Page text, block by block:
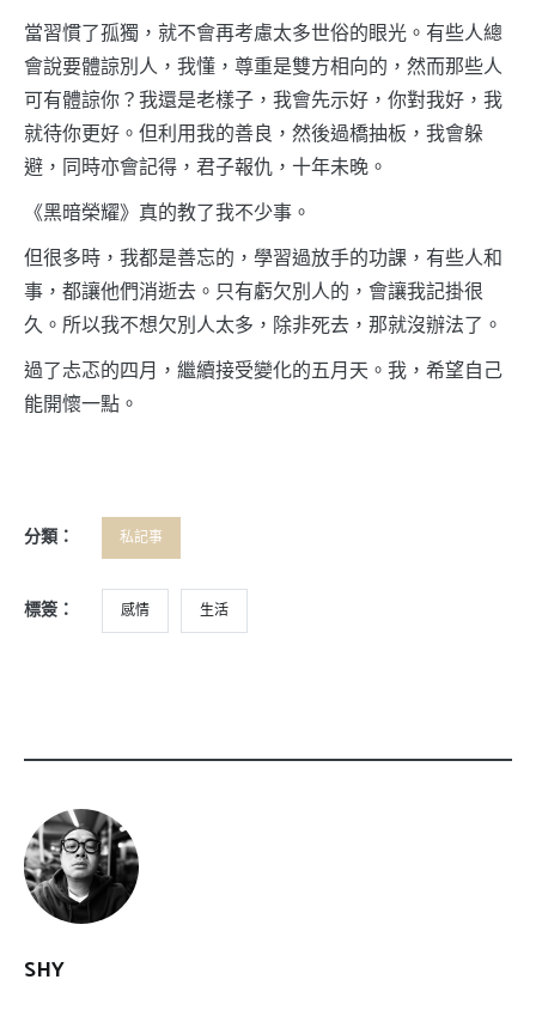
當習慣了孤獨，就不會再考慮太多世俗的眼光。有些人總
會說要體諒別人，我懂，尊重是雙方相向的，然而那些人
可有體諒你？我還是老樣子，我會先示好，你對我好，我
就待你更好。但利用我的善良，然後過橋抽板，我會躲
避，同時亦會記得，君子報仇，十年未晚。
《黑暗榮耀》真的教了我不少事。
但很多時，我都是善忘的，學習過放手的功課，有些人和
事，都讓他們消逝去。只有虧欠別人的，會讓我記掛很
久。所以我不想欠別人太多，除非死去，那就沒辦法了。
過了忐忑的四月，繼續接受變化的五月天。我，希望自己
能開懷一點。
分類： 私記事
標簽： 感情 生活
SHY